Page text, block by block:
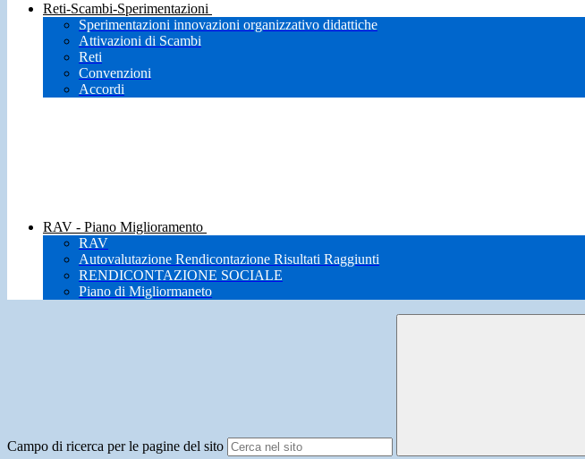
Reti-Scambi-Sperimentazioni
Sperimentazioni innovazioni organizzativo didattiche
Attivazioni di Scambi
Reti
Convenzioni
Accordi
RAV - Piano Miglioramento
RAV
Autovalutazione Rendicontazione Risultati Raggiunti
RENDICONTAZIONE SOCIALE
Piano di Migliormaneto
Campo di ricerca per le pagine del sito